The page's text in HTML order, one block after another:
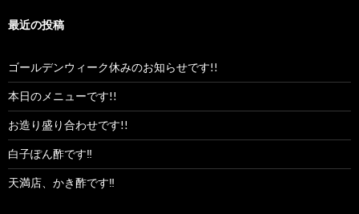
最近の投稿
ゴールデンウィーク休みのお知らせです!!
本日のメニューです!!
お造り盛り合わせです!!
白子ぽん酢です‼︎
天満店、かき酢です‼︎